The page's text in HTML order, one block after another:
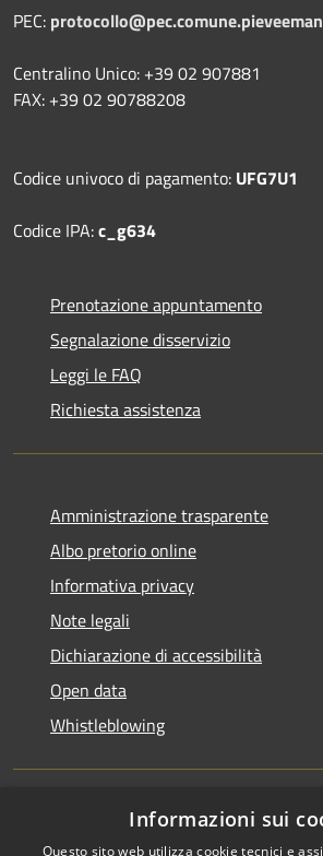
PEC:
Centralino Unico: +39 02 907881
FAX: +39 02 90788208
Codice univoco di pagamento: UFG7U1
Codice IPA:c_g634
Prenotazione appuntamento
Segnalazione disservizio
Leggi le FAQ
Richiesta assistenza
Amministrazione trasparente
Albo pretorio online
Informativa privacy
Note legali
Dichiarazione di accessibilità
Open data
Whistleblowing
Informazioni sui
Questo sito web utilizza cookie tecnici e